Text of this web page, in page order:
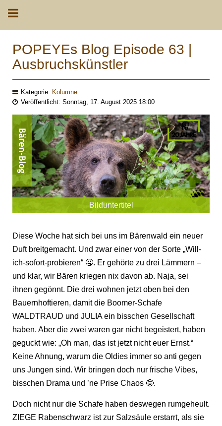
POPEYEs Blog Episode 63 |
Ausbruchskünstler
Kategorie: Kolumne
Veröffentlicht: Sonntag, 17. August 2025 18:00
Bilduntertitel
Diese Woche hat sich bei uns im Bärenwald ein neuer
Duft breitgemacht. Und zwar einer von der Sorte „Will-
ich-sofort-probieren“ 🤤. Er gehörte zu drei Lämmern –
und klar, wir Bären kriegen nix davon ab. Naja, sei
ihnen gegönnt. Die drei wohnen jetzt oben bei den
Bauernhoftieren, damit die Boomer-Schafe
WALDTRAUD und JULIA ein bisschen Gesellschaft
haben. Aber die zwei waren gar nicht begeistert, haben
geguckt wie: „Oh man, das ist jetzt nicht euer Ernst.“
Keine Ahnung, warum die Oldies immer so anti gegen
uns Jungen sind. Wir bringen doch nur frische Vibes,
bisschen Drama und ’ne Prise Chaos 🤪.
Doch nicht nur die Schafe haben deswegen rumgeheult.
ZIEGE Rabenschwarz ist zur Salzsäule erstarrt, als sie